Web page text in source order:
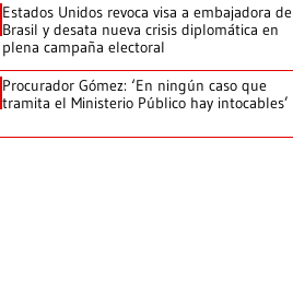
Estados Unidos revoca visa a embajadora de
Brasil y desata nueva crisis diplomática en
plena campaña electoral
Procurador Gómez: ‘En ningún caso que
tramita el Ministerio Público hay intocables’